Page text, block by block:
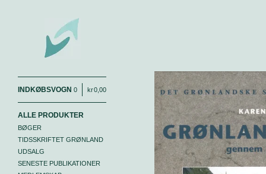
INDKØBSVOGN 0 0,00
kr
ALLE PRODUKTER
BØGER
TIDSSKRIFTET GRØNLAND
UDSALG
SENESTE PUBLIKATIONER